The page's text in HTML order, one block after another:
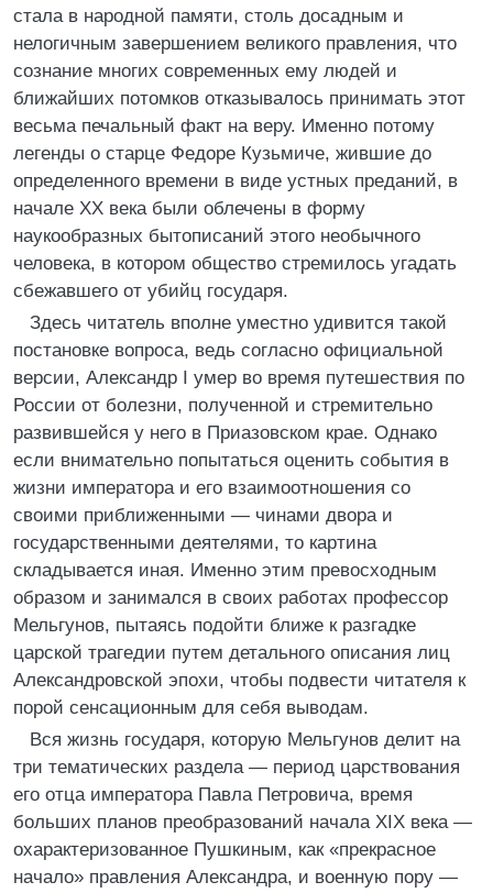
стала в народной памяти, столь досадным и
нелогичным завершением великого правления, что
сознание многих современных ему людей и
ближайших потомков отказывалось принимать этот
весьма печальный факт на веру. Именно потому
легенды о старце Федоре Кузьмиче, жившие до
определенного времени в виде устных преданий, в
начале XX века были облечены в форму
наукообразных бытописаний этого необычного
человека, в котором общество стремилось угадать
сбежавшего от убийц государя.
Здесь читатель вполне уместно удивится такой
постановке вопроса, ведь согласно официальной
версии, Александр I умер во время путешествия по
России от болезни, полученной и стремительно
развившейся у него в Приазовском крае. Однако
если внимательно попытаться оценить события в
жизни императора и его взаимоотношения со
своими приближенными — чинами двора и
государственными деятелями, то картина
складывается иная. Именно этим превосходным
образом и занимался в своих работах профессор
Мельгунов, пытаясь подойти ближе к разгадке
царской трагедии путем детального описания лиц
Александровской эпохи, чтобы подвести читателя к
порой сенсационным для себя выводам.
Вся жизнь государя, которую Мельгунов делит на
три тематических раздела — период царствования
его отца императора Павла Петровича, время
больших планов преобразований начала XIX века —
охарактеризованное Пушкиным, как «прекрасное
начало» правления Александра, и военную пору —